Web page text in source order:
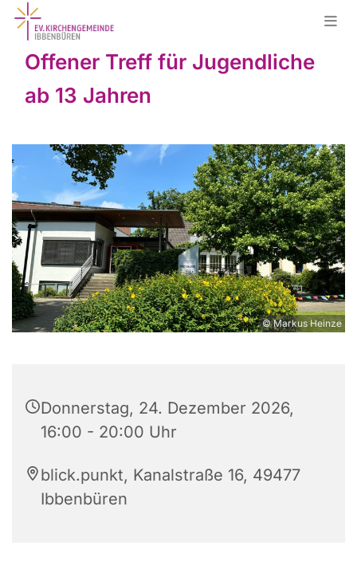
Offener Treff für Jugendliche
ab 13 Jahren
© Markus Heinze
Donnerstag, 24. Dezember 2026,
16:00 - 20:00 Uhr
blick.punkt, Kanalstraße 16, 49477
Ibbenbüren